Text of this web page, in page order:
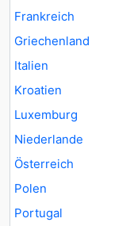
Frankreich
Griechenland
Italien
Kroatien
Luxemburg
Niederlande
Österreich
Polen
Portugal